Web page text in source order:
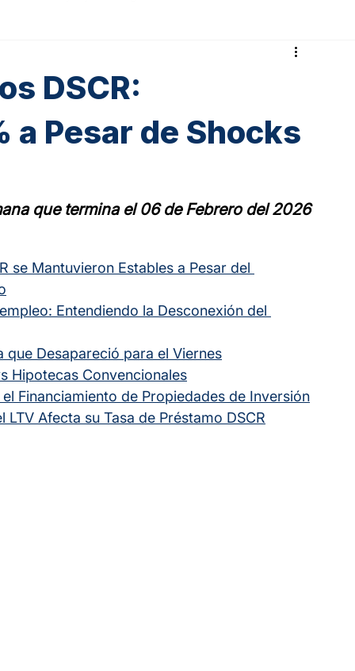
DSCR:
a Pesar de Shocks
que termina el 06 de Febrero del 2026
se Mantuvieron Estables a Pesar del
Entendiendo la Desconexión del
que Desapareció para el Viernes
Hipotecas Convencionales
Financiamiento de Propiedades de Inversión
Afecta su Tasa de Préstamo DSCR